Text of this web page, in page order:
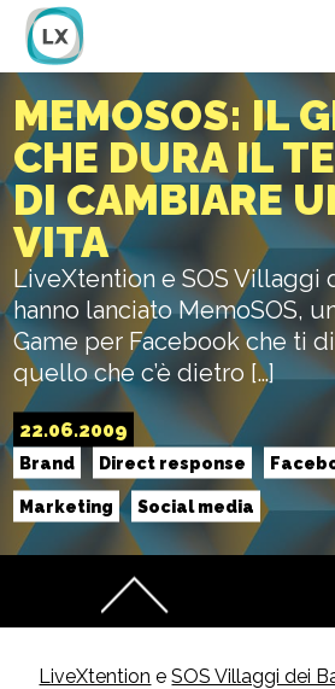
MEMOSOS: IL
CHE DURA IL
DI CAMBIARE
VITA
LiveXtention e SOS Villaggi
hanno lanciato MemoSOS,
Game per Facebook che ti
quello che c’è dietro […]
22.06.2009
Brand Direct response
Marketing Social media
LiveXtention eSOS Villaggi dei